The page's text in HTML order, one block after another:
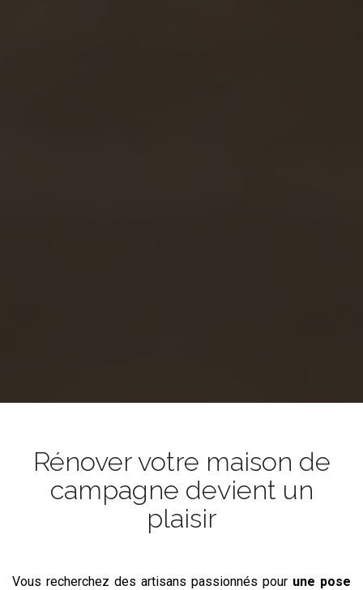
Rénover votre maison de
campagne devient un
plaisir
Vous recherchez des artisans passionnés pour une pose